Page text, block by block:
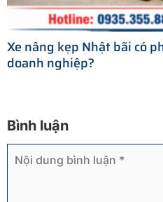
Xe nâng kẹp Nhật bãi có
doanh nghiệp?
Bình luận